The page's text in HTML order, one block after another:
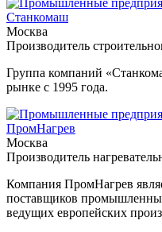
Станкомаш
Москва
Производитель
Группа компаний
рынке с 1995 года.
ПромНагрев
Москва
Производитель
Компания ПромНагрев
поставщиков
ведущих европейских